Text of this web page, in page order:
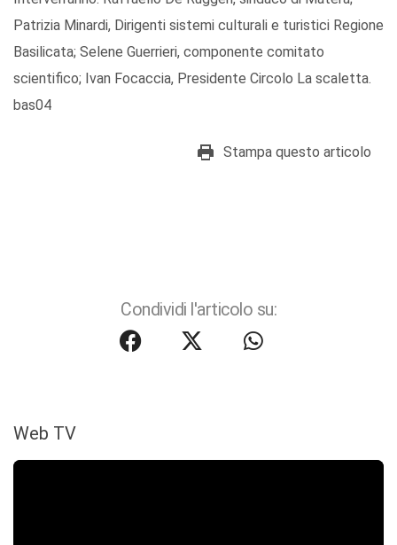
Patrizia Minardi, Dirigenti sistemi culturali e turistici Regione
Basilicata; Selene Guerrieri, componente comitato
scientifico; Ivan Focaccia, Presidente Circolo La scaletta.
bas04
Stampa questo articolo
Condividi l'articolo su:
Web TV